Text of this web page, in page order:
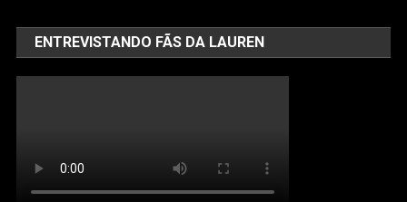
ENTREVISTANDO FÃS DA LAUREN